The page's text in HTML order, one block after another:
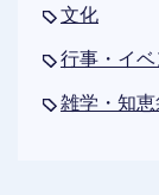
文化
行事・イベ
雑学・知恵